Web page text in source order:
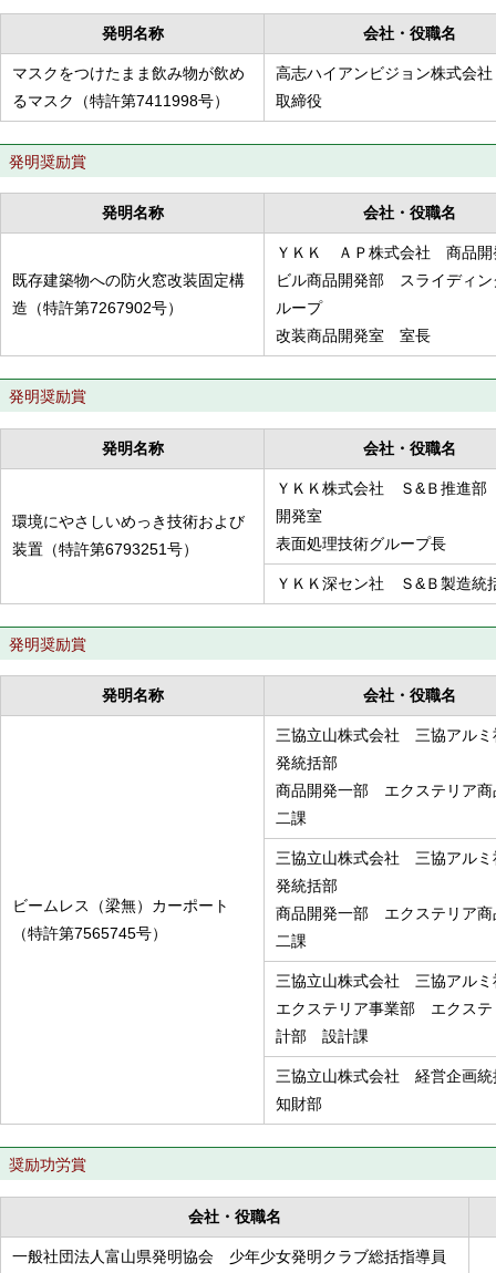
発明名称 会社・役職名
マスクをつけたまま飲み物が飲め
るマスク（特許第7411998号）
高志ハイアンビジョン株式会
取締役
発明奨励賞
発明名称 会社・役職名
既存建築物への防火窓改装固定構
造（特許第7267902号）
ＹＫＫ ＡＰ株式会社 商品開
ビル商品開発部 スライディン
ループ
改装商品開発室 室長
発明奨励賞
発明名称 会社・役職名
環境にやさしいめっき技術および
装置（特許第6793251号）
ＹＫＫ株式会社 Ｓ&Ｂ推進
開発室
表面処理技術グループ長
ＹＫＫ深セン社 Ｓ&Ｂ製造統
発明奨励賞
発明名称 会社・役職名
ビームレス（梁無）カーポート
（特許第7565745号）
三協立山株式会社 三協アル
発統括部
商品開発一部 エクステリア商
二課
三協立山株式会社 三協アル
発統括部
商品開発一部 エクステリア商
二課
三協立山株式会社 三協アルミ
エクステリア事業部 エクステ
計部 設計課
三協立山株式会社 経営企画
知財部
奨励功労賞
会社・役職名
一般社団法人富山県発明協会 少年少女発明クラブ総括指導員